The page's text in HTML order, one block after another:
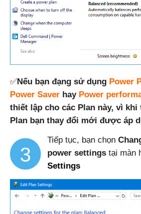
✅Nếu bạn đạng sử dụng Power
Power Saver hay Power
thiết lập cho các Plan này, vì
Plan bạn thay đổi mới được áp
3
Tiếp tục, bạn chọn
power settings tại màn
Settings